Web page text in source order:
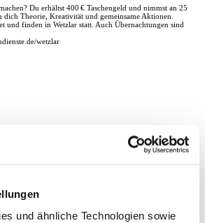
und ähnliche Technologien sowie
Du erhältst 400 € Taschengeld und nimmst an 25
dich Theorie, Kreativität und gemeinsame Aktionen.
und finden in Wetzlar statt. Auch Übernachtungen sind
wetzlar